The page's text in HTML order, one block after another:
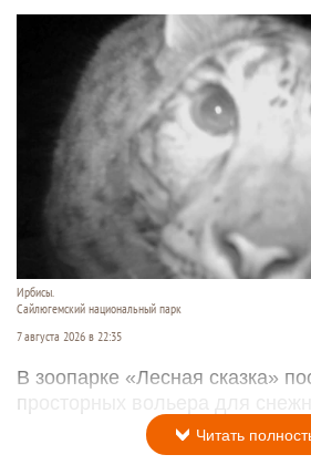
Ирбисы.
Сайлюгемский национальный парк
7 августа 2026 в 22:35
В зоопарке «Лесная сказка»
просторных вольера для
Читать